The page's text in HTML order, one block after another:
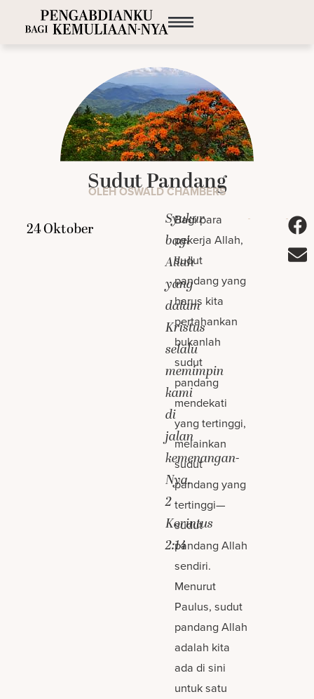
Sudut Pandang
OLEH OSWALD CHAMBERS
Syukur
bagi
Allah
yang
dalam
Kristus
selalu
memimpin
kami
di
jalan
kemenangan-
Nya.
2
Korintus
2:14
Bagi para
pekerja Allah,
sudut
pandang yang
harus kita
pertahankan
bukanlah
sudut
pandang
mendekati
yang tertinggi,
melainkan
sudut
pandang yang
tertinggi—
sudut
pandang Allah
sendiri.
Menurut
Paulus, sudut
pandang Allah
adalah kita
ada di sini
untuk satu